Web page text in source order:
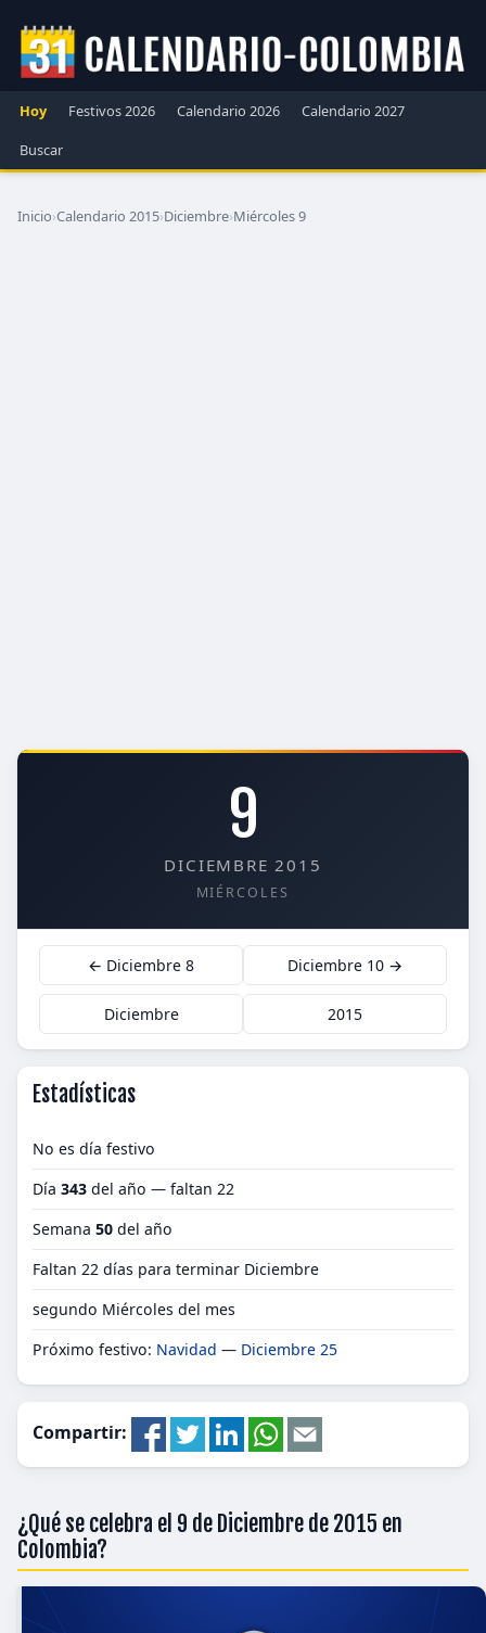
Hoy Festivos 2026 Calendario 2026
Calendario 2027
Buscar
Inicio›Calendario 2015›Diciembre›Miércoles 9
9
DICIEMBRE 2015
MIÉRCOLES
← Diciembre 8 Diciembre 10 →
Diciembre 2015
Estadísticas
No es día festivo
Día 343 del año — faltan 22
Semana 50 del año
Faltan 22 días para terminar Diciembre
segundo Miércoles del mes
Próximo festivo: Navidad — Diciembre 25
Compartir:
¿Qué se celebra el 9 de Diciembre de 2015 en
Colombia?